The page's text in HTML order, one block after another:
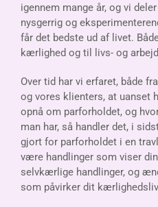
igennem mange år, og vi
nysgerrig og
får det bedste ud af livet.
kærlighed og til livs- og
Over tid har vi erfaret, både
og vores klienters, at uanset
opnå om parforholdet, og
man har, så handler det, i
gjort for parforholdet i en
være handlinger som viser
selvkærlige handlinger, og
som påvirker dit